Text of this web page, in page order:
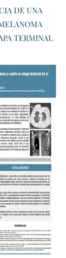
DE UNA
TERMINAL